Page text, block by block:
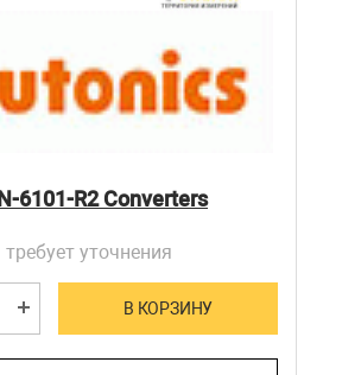
6101-R2 Converters
требует уточнения
В КОРЗИНУ